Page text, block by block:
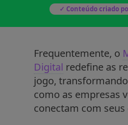
✓ Conteúdo criado
Frequentemente, o
Digital redefine as
jogo,
como as empresas
conectam com seus